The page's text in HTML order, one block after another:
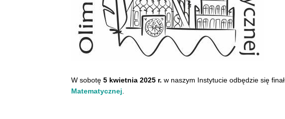
W sobotę 5 kwietnia 2025 r. w naszym Instytucie odbędzie się finał
Matematycznej